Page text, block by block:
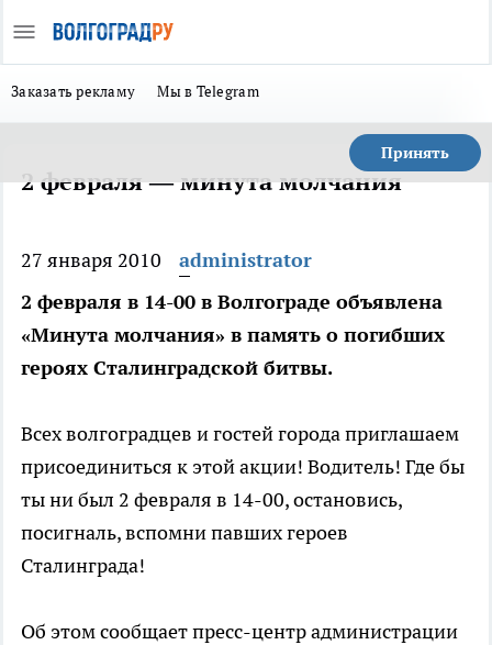
Заказать рекламу Мы в Telegram
Принять
2 февраля — минута молчания
27 января 2010
administrator
2 февраля в 14-00 в Волгограде объявлена
«Минута молчания» в память о погибших
героях Сталинградской битвы.
Всех волгоградцев и гостей города приглашаем
присоединиться к этой акции! Водитель! Где бы
ты ни был 2 февраля в 14-00, остановись,
посигналь, вспомни павших героев
Сталинграда!
Об этом сообщает пресс-центр администрации